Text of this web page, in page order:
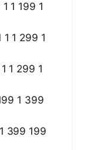
1 199 1
1 299 1
1 299 1
1 399
399 199